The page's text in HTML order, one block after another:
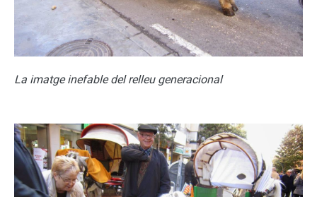
La imatge inefable del relleu generacional